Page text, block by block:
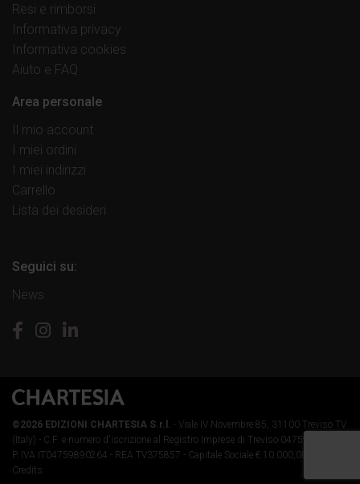
Resi e rimborsi
Informativa privacy
Informativa cookies
Aiuto e FAQ
Area personale
Il mio account
I miei ordini
I miei indirizzi
Carrello
Lista dei desideri
Seguici su:
News
©2026 EDIZIONI CHARTESIA S.r.l. - Viale IV Novembre 85, 31100 Treviso TV
(Italy) - C.F. e numero d'iscrizione al Registro Imprese di Treviso 04759890264 -
P. IVA IT04759890264 - REA TV375857 - Capitale Sociale € 10.000,00 i.v.
Credits